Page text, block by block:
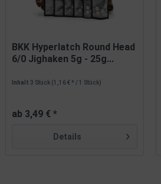
BKK Hyperlatch Round Head
6/0 Jighaken 5g - 25g...
Inhalt3 Stück (1,16 € * / 1 Stück)
ab 3,49 € *
Details